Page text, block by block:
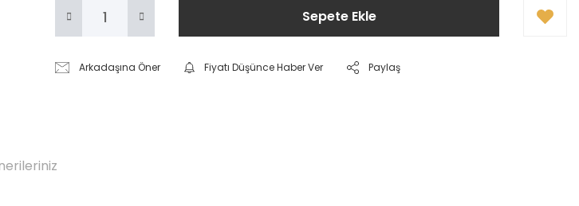
Sepete Ekle
Arkadaşına Öner Fiyatı Düşünce Haber Ver Paylaş